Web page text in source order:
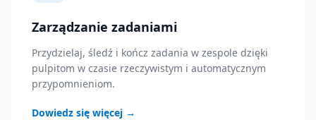
Zarządzanie zadaniami
Przydzielaj, śledź i kończ zadania w zespole dzięki
pulpitom w czasie rzeczywistym i automatycznym
przypomnieniom.
Dowiedz się więcej →